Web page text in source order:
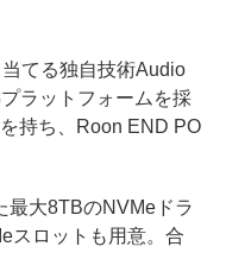
てる独自技術Audio
ラットフォームを採
持ち、Roon END PO
最大8TBのNVMeドラ
スロットも用意。合